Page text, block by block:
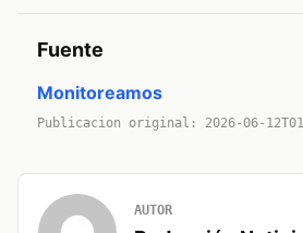
Fuente
Monitoreamos
Publicacion original: 2026-06-
AUTOR